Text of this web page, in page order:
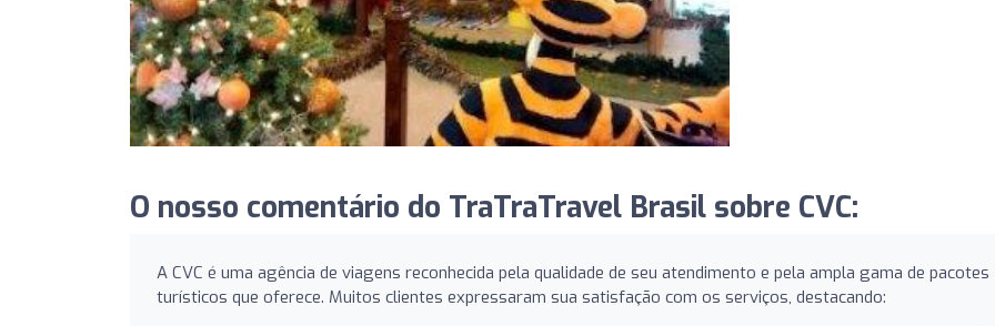
O nosso comentário do TraTraTravel Brasil sobre CVC:
A CVC é uma agência de viagens reconhecida pela qualidade de seu atendimento e pela ampla gama de pacotes
turísticos que oferece. Muitos clientes expressaram sua satisfação com os serviços, destacando: